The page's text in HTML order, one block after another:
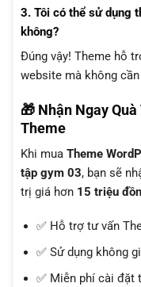
3. Tôi có thể sử dụng
không?
Đúng vậy! Theme hỗ
website mà không
🎁 Nhận Ngay
Theme
Khi mua Theme
tập gym 03, bạn sẽ
trị giá hơn 15 triệu
✅ Hỗ trợ tư vấn
✅ Sử dụng không
✅ Miễn phí cài đặt